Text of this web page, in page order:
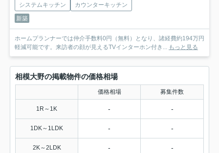
システムキッチン
カウンターキッチン
新築
ホームプランナーでは仲介手数料0円（無料）となり、諸経費約194万円
軽減可能です。来訪者の顔が見えるTVインターホン付き... もっと見る
相模大野の掲載物件の価格相場
価格相場 募集件数
1R～1K - -
1DK～1LDK - -
2K～2LDK - -